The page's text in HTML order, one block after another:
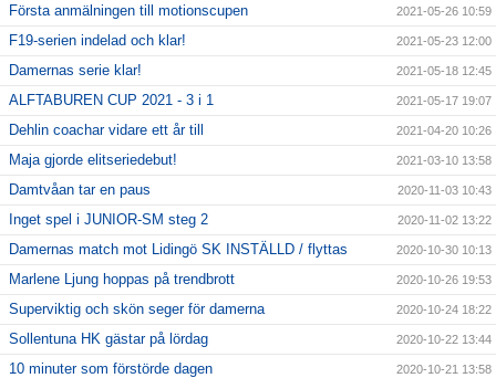
Första anmälningen till motionscupen 2021-05-26 10:59
F19-serien indelad och klar! 2021-05-23 12:00
Damernas serie klar! 2021-05-18 12:45
ALFTABUREN CUP 2021 - 3 i 1 2021-05-17 19:07
Dehlin coachar vidare ett år till 2021-04-20 10:26
Maja gjorde elitseriedebut! 2021-03-10 13:58
Damtvåan tar en paus 2020-11-03 10:43
Inget spel i JUNIOR-SM steg 2 2020-11-02 13:22
Damernas match mot Lidingö SK INSTÄLLD / flyttas 2020-10-30 10:13
Marlene Ljung hoppas på trendbrott 2020-10-26 19:53
Superviktig och skön seger för damerna 2020-10-24 18:22
Sollentuna HK gästar på lördag 2020-10-22 13:44
10 minuter som förstörde dagen 2020-10-21 13:58